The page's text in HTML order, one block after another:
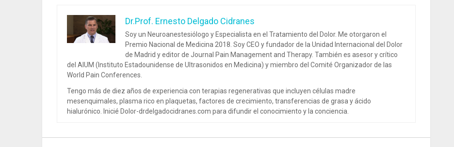
Dr.Prof. Ernesto Delgado Cidranes
Soy un Neuroanestesiólogo y Especialista en el Tratamiento del Dolor. Me otorgaron el
Premio Nacional de Medicina 2018. Soy CEO y fundador de la Unidad Internacional del Dolor
de Madrid y editor de Journal Pain Management and Therapy. También es asesor y crítico
del AIUM (Instituto Estadounidense de Ultrasonidos en Medicina) y miembro del Comité Organizador de las
World Pain Conferences.
Tengo más de diez años de experiencia con terapias regenerativas que incluyen células madre
mesenquimales, plasma rico en plaquetas, factores de crecimiento, transferencias de grasa y ácido
hialurónico. Inicié Dolor-drdelgadocidranes.com para difundir el conocimiento y la conciencia.